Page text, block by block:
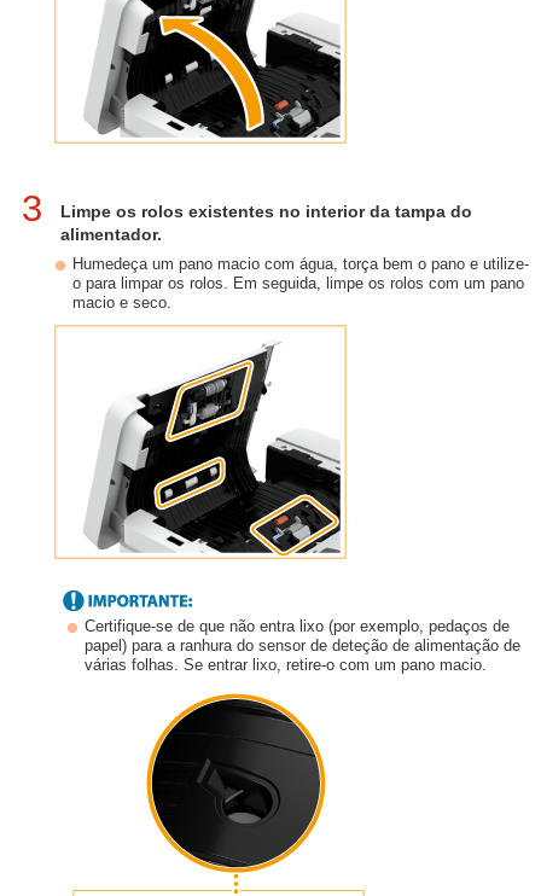
3
Limpe os rolos existentes no interior da tampa do
alimentador.
Humedeça um pano macio com água, torça bem o pano e utilize-
o para limpar os rolos. Em seguida, limpe os rolos com um pano
macio e seco.
Certifique-se de que não entra lixo (por exemplo, pedaços de
papel) para a ranhura do sensor de deteção de alimentação de
várias folhas. Se entrar lixo, retire-o com um pano macio.